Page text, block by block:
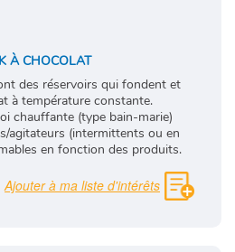
À CHOCOLAT
des réservoirs qui fondent et
à température constante.
chauffante (type bain-marie)
agitateurs (intermittents ou en
en fonction des produits.